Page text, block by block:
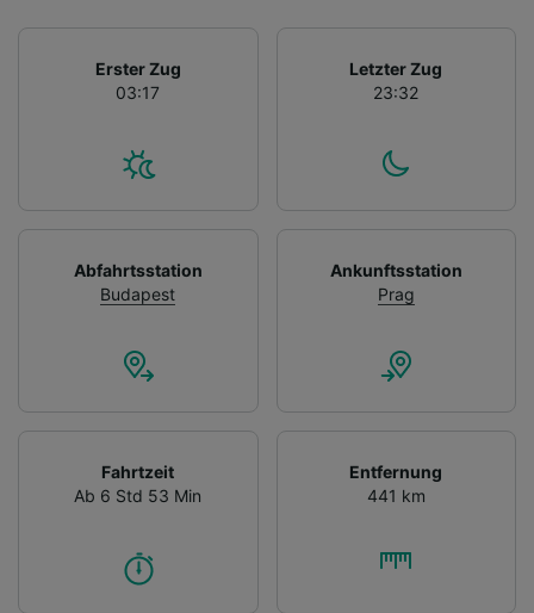
Erster Zug
03:17
Letzter Zug
23:32
Abfahrtsstation
Budapest
Ankunftsstation
Prag
Fahrtzeit
Ab 6 Std 53 Min
Entfernung
441 km